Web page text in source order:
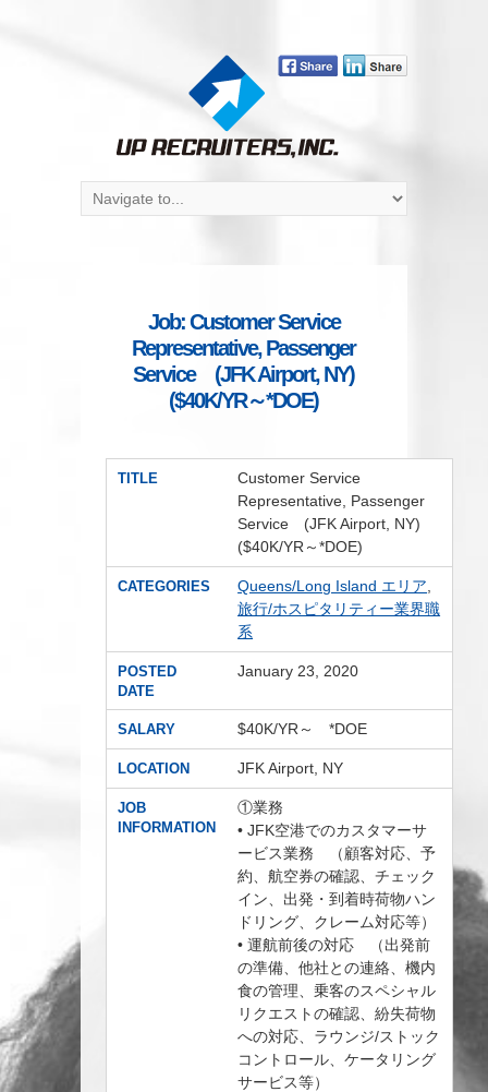
Job: Customer Service
Representative, Passenger
Service (JFK Airport, NY)
($40K/YR～*DOE)
TITLE
Customer Service
Representative, Passenger
Service (JFK Airport, NY)
($40K/YR～*DOE)
CATEGORIES Queens/Long Island エリア
旅行/ホスピタリティー業界職
系
POSTED
DATE
January 23, 2020
SALARY $40K/YR～ *DOE
LOCATION JFK Airport, NY
JOB
INFORMATION
①業務
• JFK空港でのカスタマーサ
ービス業務 （顧客対応、予
約、航空券の確認、チェック
イン、出発・到着時荷物ハン
ドリング、クレーム対応等）
• 運航前後の対応 （出発前
の準備、他社との連絡、機内
食の管理、乗客のスペシャル
リクエストの確認、紛失荷物
への対応、ラウンジ/ストック
コントロール、ケータリング
サービス等）